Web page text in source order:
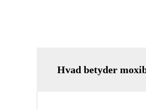
Hvad betyder